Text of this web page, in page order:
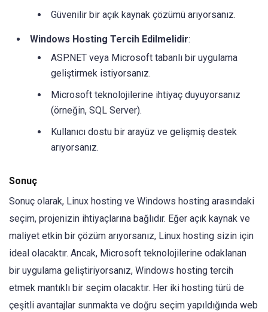
Güvenilir bir açık kaynak çözümü arıyorsanız.
Windows Hosting Tercih Edilmelidir:
ASP.NET veya Microsoft tabanlı bir uygulama
geliştirmek istiyorsanız.
Microsoft teknolojilerine ihtiyaç duyuyorsanız
(örneğin, SQL Server).
Kullanıcı dostu bir arayüz ve gelişmiş destek
arıyorsanız.
Sonuç
Sonuç olarak, Linux hosting ve Windows hosting arasındaki
seçim, projenizin ihtiyaçlarına bağlıdır. Eğer açık kaynak ve
maliyet etkin bir çözüm arıyorsanız, Linux hosting sizin için
ideal olacaktır. Ancak, Microsoft teknolojilerine odaklanan
bir uygulama geliştiriyorsanız, Windows hosting tercih
etmek mantıklı bir seçim olacaktır. Her iki hosting türü de
çeşitli avantajlar sunmakta ve doğru seçim yapıldığında web